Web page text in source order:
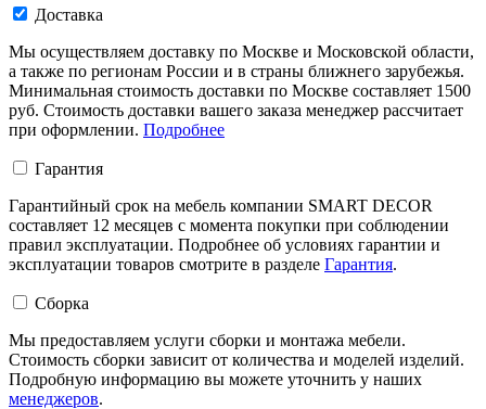
Доставка
Мы осуществляем доставку по Москве и Московской области,
а также по регионам России и в страны ближнего зарубежья.
Минимальная стоимость доставки по Москве составляет 1500
руб. Стоимость доставки вашего заказа менеджер рассчитает
при оформлении. Подробнее
Гарантия
Гарантийный срок на мебель компании SMART DECOR
составляет 12 месяцев с момента покупки при соблюдении
правил эксплуатации. Подробнее об условиях гарантии и
эксплуатации товаров смотрите в разделе Гарантия.
Сборка
Мы предоставляем услуги сборки и монтажа мебели.
Стоимость сборки зависит от количества и моделей изделий.
Подробную информацию вы можете уточнить у наших
менеджеров.